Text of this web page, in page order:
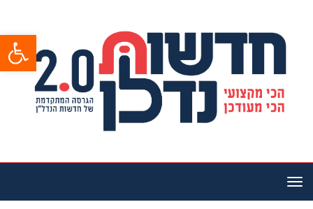
פתח
תפריט